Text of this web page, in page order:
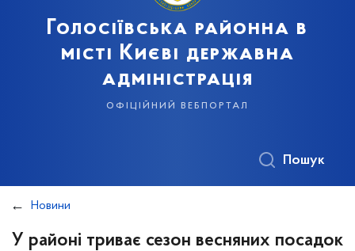
Голосіївська районна в
місті Києві державна
адміністрація
офіційний вебпортал
Пошук
Новини
У районі триває сезон весняних посадок